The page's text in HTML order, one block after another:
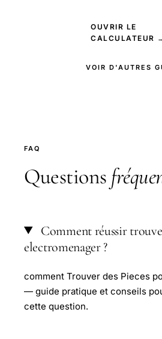
OUVRIR LE
CALCULATEUR
VOIR D'AUTRES
FAQ
Questions
Comment réussir
electromenager ?
comment Trouver des Pieces
— guide pratique et conseils
cette question.